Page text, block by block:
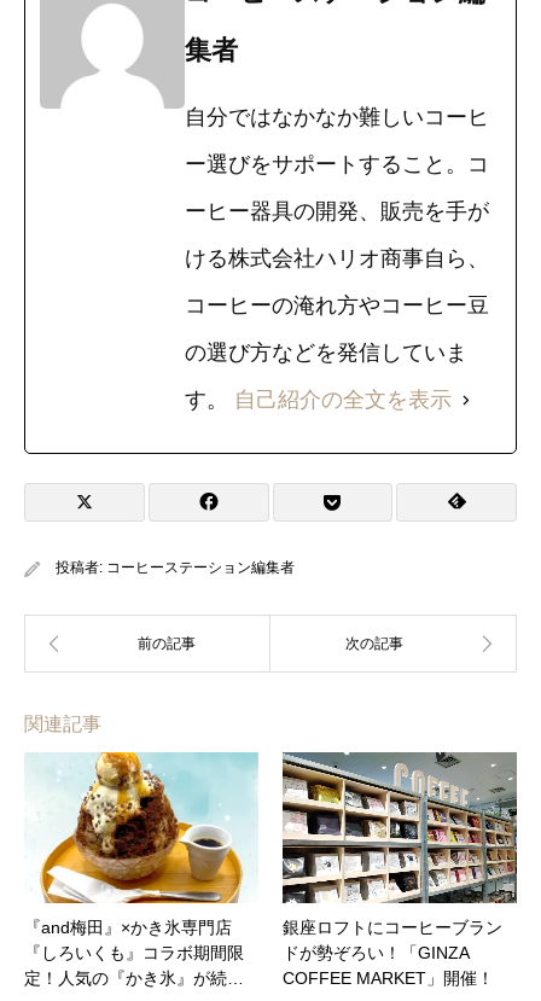
集者
自分ではなかなか難しいコーヒ
ー選びをサポートすること。コ
ーヒー器具の開発、販売を手が
ける株式会社ハリオ商事自ら、
コーヒーの淹れ方やコーヒー豆
の選び方などを発信していま
す。 自己紹介の全文を表示
投稿者: コーヒーステーション編集者
関連記事
『and梅田』×かき氷専門店
『しろいくも』コラボ期間限
定！人気の『かき氷』が続…
銀座ロフトにコーヒーブラン
ドが勢ぞろい！「GINZA
COFFEE MARKET」開催！